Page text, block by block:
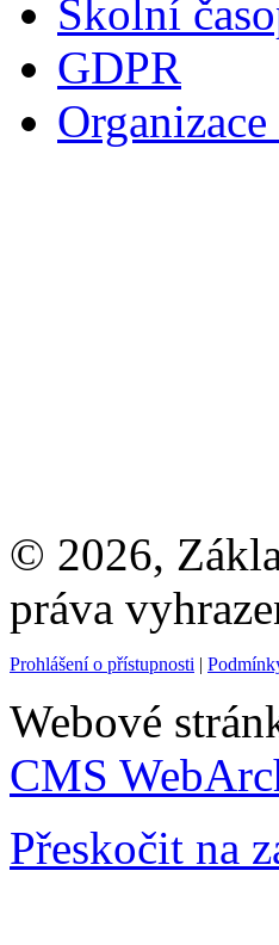
Školní
GDPR
© 2026,
práva
Prohlášení o přístupnosti |
Webové
CMS
Přeskočit na